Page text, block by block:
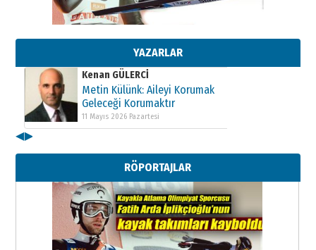
YAZARLAR
Kenan GÜLERCİ
Metin Külünk: Aileyi Korumak
11 Mayıs 2026 Pazartesi
Kenan GÜLERCİ
Metin Külünk: Aileyi Korumak
Geleceği Korumaktır
11 Mayıs 2026 Pazartesi
Metin Külünk: Aileyi Korumak
Geleceği Korumaktır
11 Mayıs 2026 Pazartesi
◀▶
RÖPORTAJLAR